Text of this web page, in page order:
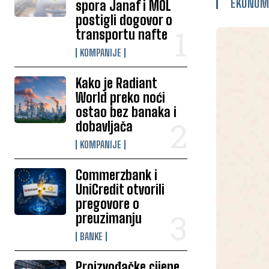
spora Janaf i MOL
postigli dogovor o
transportu nafte
KOMPANIJE
Kako je Radiant
World preko noći
ostao bez banaka i
dobavljača
KOMPANIJE
Commerzbank i
UniCredit otvorili
pregovore o
preuzimanju
BANKE